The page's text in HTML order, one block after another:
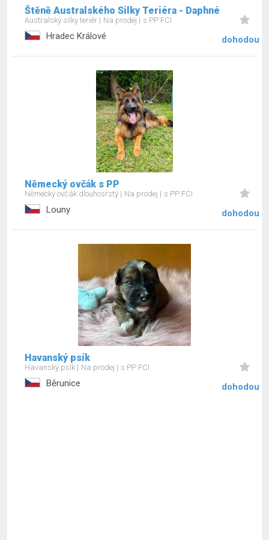
Štěně Australského Silky Teriéra - Daphné
Australský silky teriér Na prodej s PP FCI
Hradec Králové dohodou
Německý ovčák s PP
Německý ovčák dlouhosrstý Na prodej s PP FCI
Louny dohodou
Havanský psík
Havanský psík Na prodej s PP FCI
Běrunice dohodou